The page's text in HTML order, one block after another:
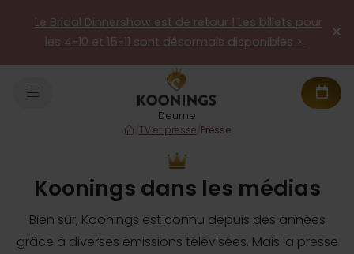
Le Bridal Dinnershow est de retour ! Les billets pour
les 4-10 et 15-11 sont désormais disponibles >
Deurne
TV et presse Presse
Koonings dans les médias
Bien sûr, Koonings est connu depuis des années
grâce à diverses émissions télévisées. Mais la presse